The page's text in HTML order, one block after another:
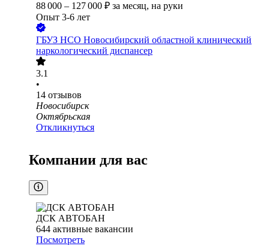
88 000 – 127 000 ₽ за месяц, на руки
Опыт 3-6 лет
ГБУЗ НСО Новосибирский областной клинический
наркологический диспансер
3.1
•
14 отзывов
Новосибирск
Октябрьская
Откликнуться
Компании для вас
ДСК АВТОБАН
644 активные вакансии
Посмотреть